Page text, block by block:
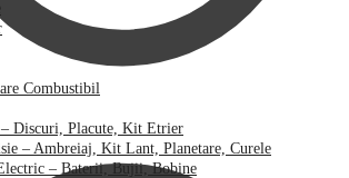
Combustibil
– Discuri, Placute, Kit Etrier
– Ambreiaj, Kit Lant, Planetare, Curele
– Baterii, Bujii, Bobine